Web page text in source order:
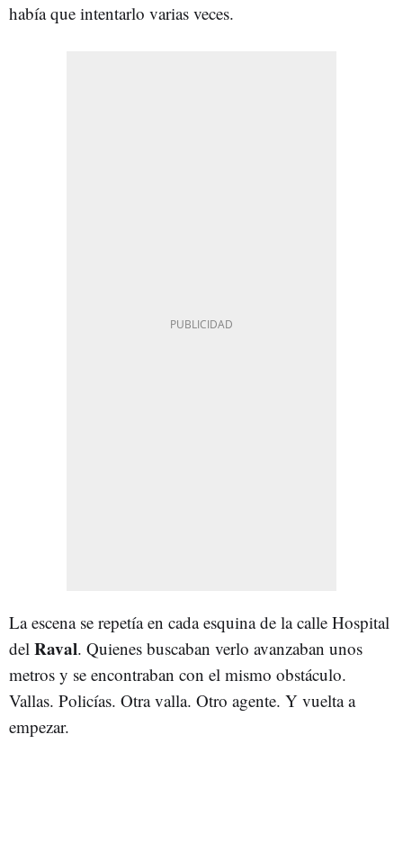
había que intentarlo varias veces.
La escena se repetía en cada esquina de la calle Hospital
del Raval. Quienes buscaban verlo avanzaban unos
metros y se encontraban con el mismo obstáculo.
Vallas. Policías. Otra valla. Otro agente. Y vuelta a
empezar.